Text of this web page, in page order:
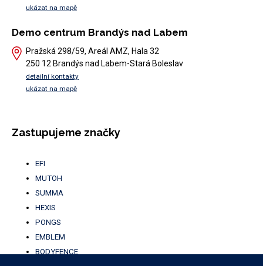
ukázat na mapě
Demo centrum Brandýs nad Labem
Pražská 298/59, Areál AMZ, Hala 32
250 12 Brandýs nad Labem-Stará Boleslav
detailní kontakty
ukázat na mapě
Zastupujeme značky
EFI
MUTOH
SUMMA
HEXIS
PONGS
EMBLEM
BODYFENCE